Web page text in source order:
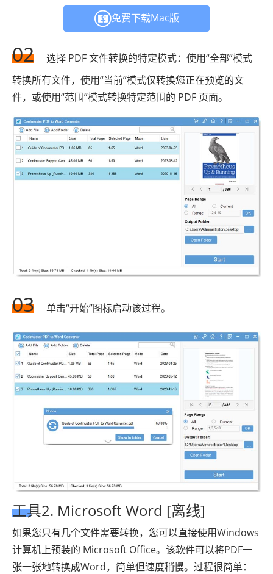
免费下载Mac版
02
选择 PDF 文件转换的特定模式：使用“全部”模式
转换所有文件，使用“当前”模式仅转换您正在预览的文
件，或使用“范围”模式转换特定范围的 PDF 页面。
03 单击“开始”图标启动该过程。
工具2. Microsoft Word [离线]
如果您只有几个文件需要转换，您可以直接使用Windows
计算机上预装的 Microsoft Office。该软件可以将PDF一
张一张地转换成Word，简单但速度稍慢。过程很简单：